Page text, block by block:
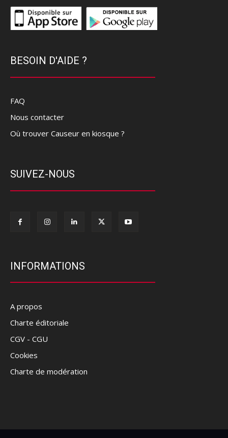
BESOIN D'AIDE ?
FAQ
Nous contacter
Où trouver Causeur en kiosque ?
SUIVEZ-NOUS
INFORMATIONS
A propos
Charte éditoriale
CGV - CGU
Cookies
Charte de modération